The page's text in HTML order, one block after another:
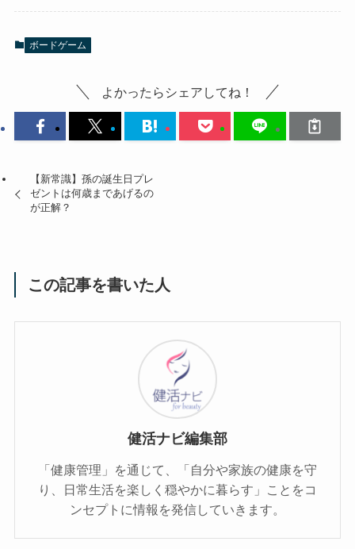
ボードゲーム
よかったらシェアしてね！
【新常識】孫の誕生日プレ
ゼントは何歳まであげるの
が正解？
この記事を書いた人
健活ナビ編集部
「健康管理」を通じて、「自分や家族の健康を守
り、日常生活を楽しく穏やかに暮らす」ことをコ
ンセプトに情報を発信していきます。